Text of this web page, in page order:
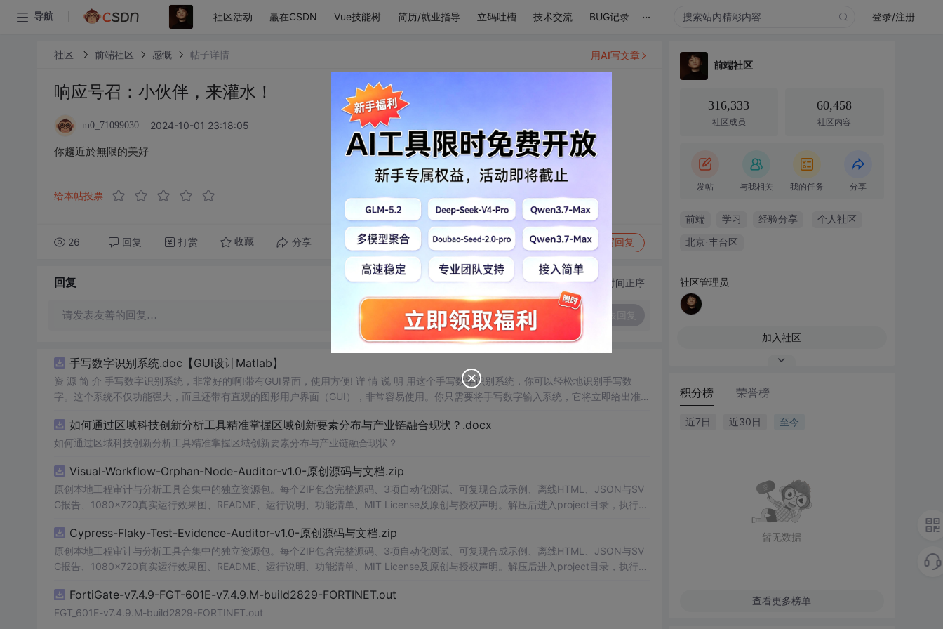
导航 社区活动 赢在CSDN Vue技能树 简历/就业指导 立码吐槽 技术交流 BUG记录 ... 登录/注册
社区 前端社区 感慨 帖子详情
响应号召：小伙伴，来灌水！
m0_71099030 2024-10-01 23:18:05
你趨近於無限的美好
给本帖投票
26 回复 打赏 收藏 分享 转发到动态 举报 写回复
用AI写文章
回复 切换为时间正序
请发表友善的回复…
手写数字识别系统.doc【GUI设计Matlab】
资 源 简 介 手写数字识别系统，非常好的啊!带有GUI界面，使用方便! 详 情 说 明 用这个手写数字识别系统，你可以轻松地识别手写数
字。这个系统不仅功能强大，而且还带有直观的图形用户界面（GUI），非常容易使用。你只需要将手写数字输入系统，它将立即给出准确
便和实用的工具，你一定会喜欢它的！
如何通过区域科技创新分析工具精准掌握区域创新要素分布与产业链融合现状？.docx
如何通过区域科技创新分析工具精准掌握区域创新要素分布与产业链融合现状？
Visual-Workflow-Orphan-Node-Auditor-v1.0-原创源码与文档.zip
原创本地工程审计与分析工具合集中的独立资源包。每个ZIP包含完整源码、3项自动化测试、可复现合成示例、离线HTML、JSON与SV
G报告、1080×720真实运行效果图、README、运行说明、功能清单、MIT License及原创与授权声明。解压后进入project目录，执行np
源码、Logo、官方截图、论文、生产日志或其他受限素材。适合前端开发、AI应用工程、测试审计和课程实践。
Cypress-Flaky-Test-Evidence-Auditor-v1.0-原创源码与文档.zip
原创本地工程审计与分析工具合集中的独立资源包。每个ZIP包含完整源码、3项自动化测试、可复现合成示例、离线HTML、JSON与SV
G报告、1080×720真实运行效果图、README、运行说明、功能清单、MIT License及原创与授权声明。解压后进入project目录，执行np
源码、Logo、官方截图、论文、生产日志或其他受限素材。适合前端开发、AI应用工程、测试审计和课程实践。
FortiGate-v7.4.9-FGT-601E-v7.4.9.M-build2829-FORTINET.out
FGT_601E-v7.4.9.M-build2829-FORTINET.out
前端社区
316,333
社区成员
60,458
社区内容
发帖 与我相关 我的任务 分享
前端 学习 经验分享 个人社区
北京·丰台区
社区管理员
加入社区
积分榜 荣誉榜
近7日 近30日 至今
暂无数据
查看更多榜单